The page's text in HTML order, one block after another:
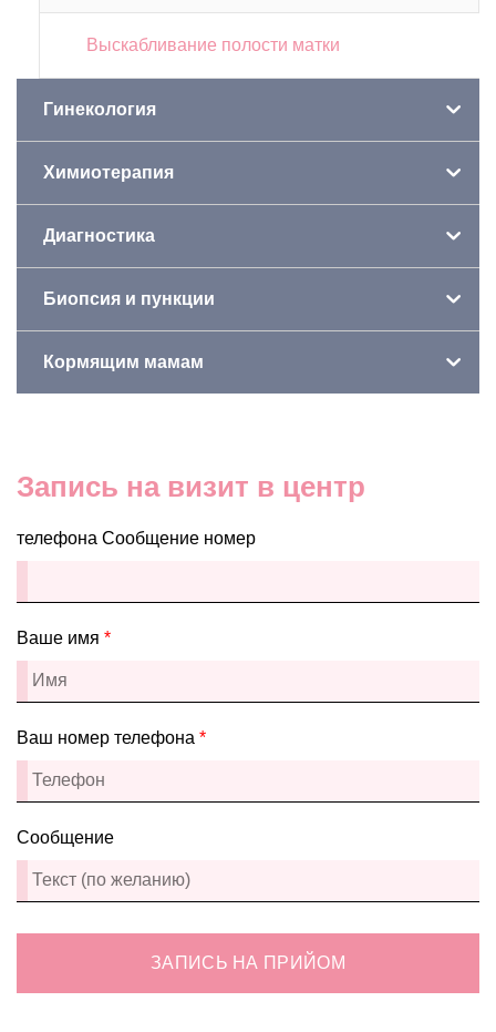
Выскабливание полости матки
Гинекология
Химиотерапия
Диагностика
Биопсия и пункции
Кормящим мамам
Запись на визит в центр
телефона Сообщение номер
Ваше имя *
Ваш номер телефона *
Сообщение
ЗАПИСЬ НА ПРИЙОМ